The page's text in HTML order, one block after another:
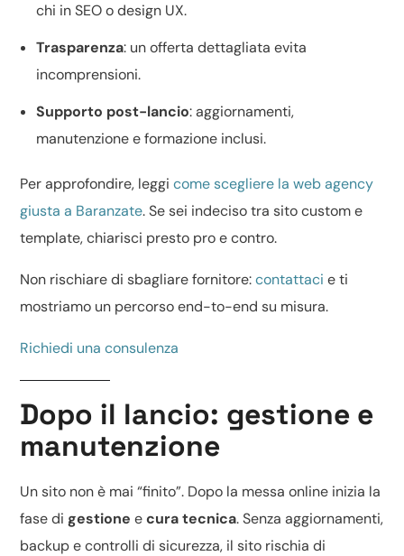
chi in SEO odesign UX.
Trasparenza: unofferta dettagliata evita
incomprensioni.
Supporto post-lancio: aggiornamenti,
manutenzione e formazione inclusi.
Per approfondire, leggicome scegliere la web agency
giusta a Baranzate. Se sei indeciso trasito custom e
template, chiarisci presto pro e contro.
Non rischiare di sbagliare fornitore:contattaci e ti
mostriamo un percorso end-to-end su misura.
Richiedi una consulenza
Dopo il lancio: gestione e
manutenzione
Un sito non è mai “finito”. Dopo la messa online inizia la
fase di gestione ecura tecnica. Senza aggiornamenti,
backup e controlli di sicurezza, il sito rischia di